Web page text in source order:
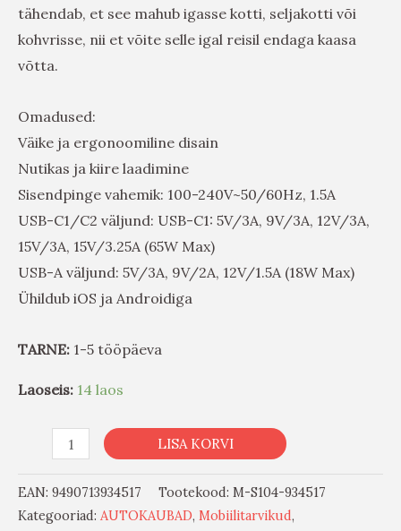
tähendab, et see mahub igasse kotti, seljakotti või
kohvrisse, nii et võite selle igal reisil endaga kaasa
võtta.
Omadused:
Väike ja ergonoomiline disain
Nutikas ja kiire laadimine
Sisendpinge vahemik: 100-240V~50/60Hz, 1.5A
USB-C1/C2 väljund: USB-C1: 5V/3A, 9V/3A, 12V/3A,
15V/3A, 15V/3.25A (65W Max)
USB-A väljund: 5V/3A, 9V/2A, 12V/1.5A (18W Max)
Ühildub iOS ja Androidiga
TARNE: 1-5 tööpäeva
Laoseis: 14 laos
LISA KORVI
EAN: 9490713934517 Tootekood: M-S104-934517
Kategooriad: AUTOKAUBAD, Mobiilitarvikud,